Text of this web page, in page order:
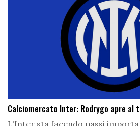
Calciomercato Inter: Rodrygo apre al